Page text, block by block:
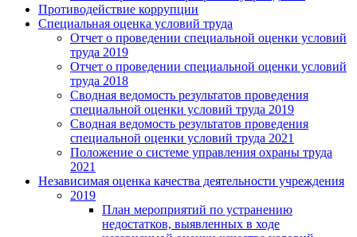
Противодействие коррупции
Специальная оценка условий труда
Отчет о проведении специальной оценки условий
труда 2019
Отчет о проведении специальной оценки условий
труда 2018
Сводная ведомость результатов проведения
специальной оценки условий труда 2019
Сводная ведомость результатов проведения
специальной оценки условий труда 2021
Положение о системе управления охраны труда
2021
Независимая оценка качества деятельности учреждения
2019
План мероприятий по устранению
недостатков, выявленных в ходе